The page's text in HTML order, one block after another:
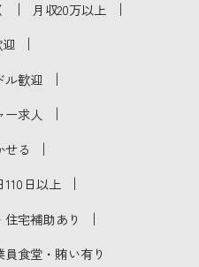
｜ 月収20万以上 ｜
｜
ル歓迎 ｜
ー求人 ｜
せる ｜
110日以上 ｜
宅補助あり ｜
員食堂・賄い有り